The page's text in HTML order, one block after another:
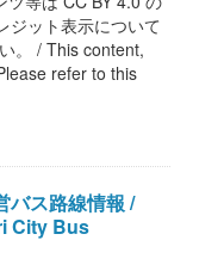
ジット表示について
。 / This content,
refer to this
バス路線情報 /
City Bus